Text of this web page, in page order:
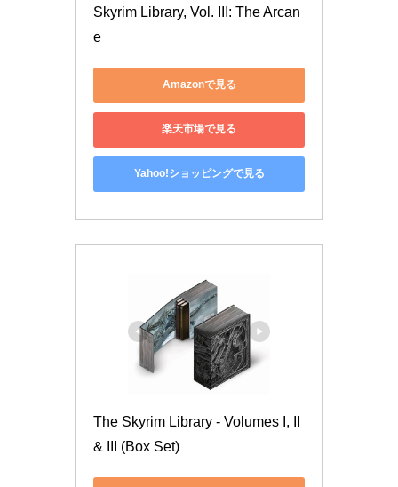
Skyrim Library, Vol. III: The Arcan
e
Amazonで見る
楽天市場で見る
Yahoo!ショッピングで見る
The Skyrim Library - Volumes I, II
& III (Box Set)